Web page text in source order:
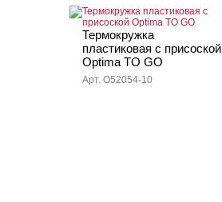
Термокружка
пластиковая с присоской
Optima TO GO
Арт. O52054-10